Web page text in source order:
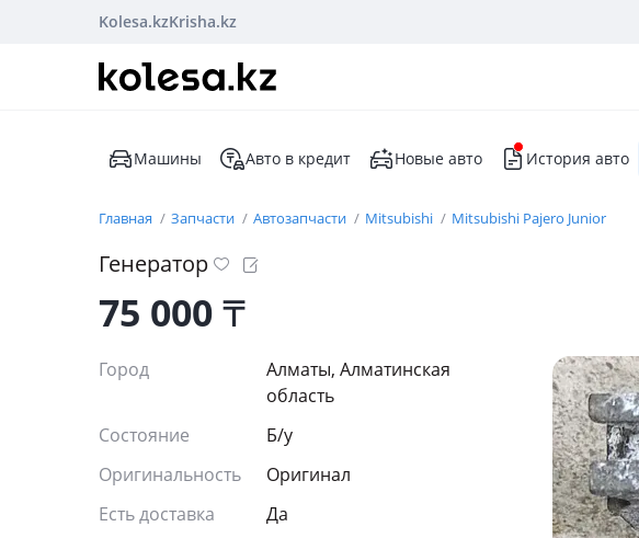
Kolesa.kzKrisha.kz
Машины Авто в кредит Новые авто История авто
Главная Запчасти Автозапчасти Mitsubishi Mitsubishi Pajero Junior
Генератор
75 000₸
Город
Алматы, Алматинская
область
Состояние
Б/y
Оригинальность
Оригинал
Есть доставка
Да